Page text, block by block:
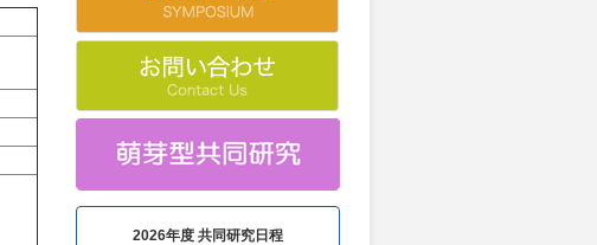
2026年度 共同研究日程